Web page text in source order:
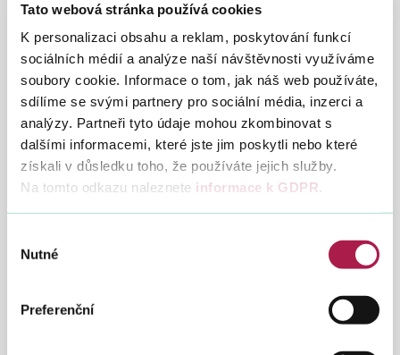
Tato webová stránka používá cookies
K personalizaci obsahu a reklam, poskytování funkcí
sociálních médií a analýze naší návštěvnosti využíváme
soubory cookie. Informace o tom, jak náš web používáte,
sdílíme se svými partnery pro sociální média, inzerci a
analýzy. Partneři tyto údaje mohou zkombinovat s
dalšími informacemi, které jste jim poskytli nebo které
získali v důsledku toho, že používáte jejich služby.
Na tomto odkazu naleznete informace k GDPR.
souhlasu
Nutné
Preferenční
Přes čtyři miliony korun naspořené
tisícem účastníků II. důchodového
pilíře zbývají k vyzvednutí do konce
roku
26. 7. 2023
Nevyzvednuté naspořené prostředky mohou
být bývalému účastníkovi II. pilíře
důchodového spoření vyplaceny na základě
jednoduché žádosti o vrácení přeplatku,
kterou podá u svého finančního úřadu. O
milionu přiznání k dani z příjmů